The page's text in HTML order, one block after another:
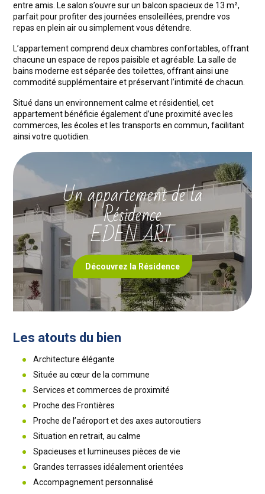
entre amis. Le salon s’ouvre sur un balcon spacieux de 13 m²,
parfait pour profiter des journées ensoleillées, prendre vos
repas en plein air ou simplement vous détendre.
L’appartement comprend deux chambres confortables, offrant
chacune un espace de repos paisible et agréable. La salle de
bains moderne est séparée des toilettes, offrant ainsi une
commodité supplémentaire et préservant l’intimité de chacun.
Situé dans un environnement calme et résidentiel, cet
appartement bénéficie également d’une proximité avec les
commerces, les écoles et les transports en commun, facilitant
ainsi votre quotidien.
Un appartement de la
Résidence
EDEN ART
Découvrez la Résidence
Les atouts du bien
Architecture élégante
Située au cœur de la commune
Services et commerces de proximité
Proche des Frontières
Proche de l’aéroport et des axes autoroutiers
Situation en retrait, au calme
Spacieuses et lumineuses pièces de vie
Grandes terrasses idéalement orientées
Accompagnement personnalisé